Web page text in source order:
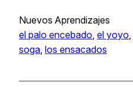
Nuevos Aprendizajes
el palo encebado, el yoyo,
soga, los ensacados